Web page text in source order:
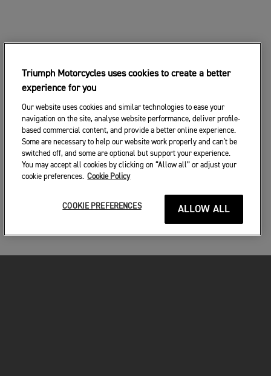
Triumph Motorcycles uses cookies to create a better
experience for you
Our website uses cookies and similar technologies to ease your
navigation on the site, analyse website performance, deliver profile-
based commercial content, and provide a better online experience.
Some are necessary to help our website work properly and can't be
switched off, and some are optional but support your experience.
You may accept all cookies by clicking on “Allow all” or adjust your
cookie preferences. Cookie Policy
ALLOW ALL
COOKIE PREFERENCES